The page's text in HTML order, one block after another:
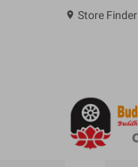
location_on Store Finder